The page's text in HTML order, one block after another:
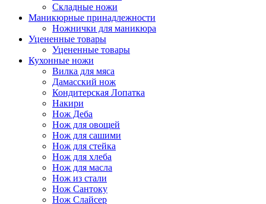
Складные ножи
Маникюрные принадлежности
Ножнички для маникюра
Уцененные товары
Уцененные товары
Кухонные ножи
Вилка для мяса
Дамасский нож
Кондитерская Лопатка
Накири
Нож Деба
Нож для овощей
Нож для сашими
Нож для стейка
Нож для хлеба
Нож для масла
Нож из стали
Нож Сантоку
Нож Слайсер